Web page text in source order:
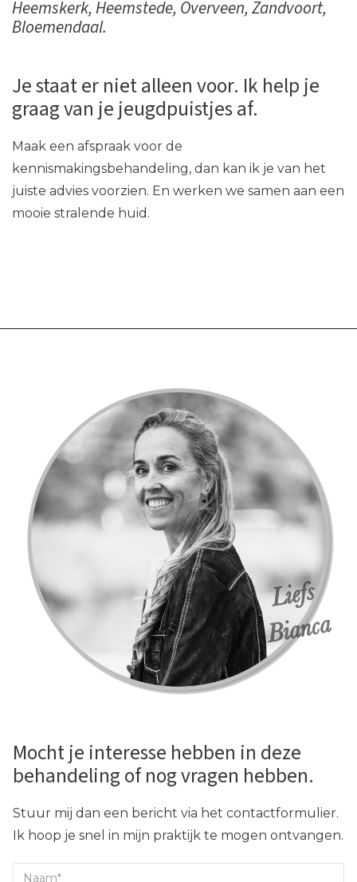
Heemskerk, Heemstede, Overveen, Zandvoort,
Bloemendaal.
Je staat er niet alleen voor. Ik help je
graag van je jeugdpuistjes af.
Maak een afspraak voor de
kennismakingsbehandeling, dan kan ik je van het
juiste advies voorzien. En werken we samen aan een
mooie stralende huid.
Mocht je interesse hebben in deze
behandeling of nog vragen hebben.
Stuur mij dan een bericht via het contactformulier.
Ik hoop je snel in mijn praktijk te mogen ontvangen.